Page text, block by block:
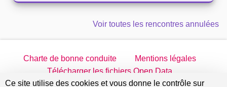
Voir toutes les rencontres annulées
Charte de bonne conduite
Mentions légales
Télécharger les fichiers Open Data
Ce site utilise des cookies et vous donne le contrôle sur